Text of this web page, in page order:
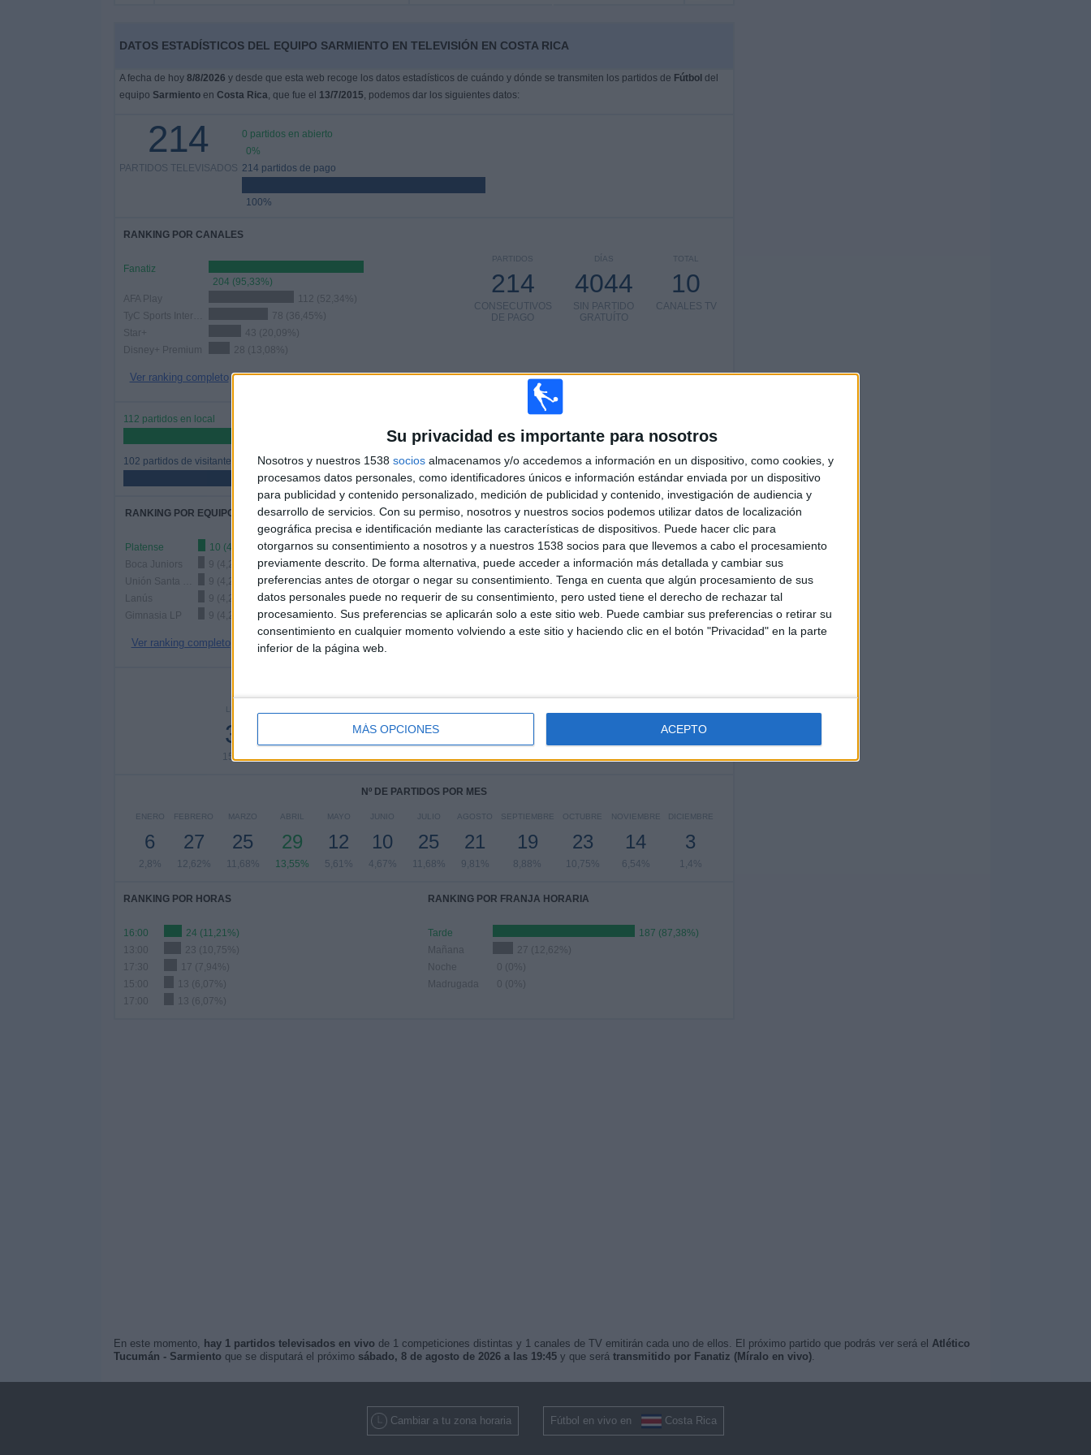
Su privacidad es importante para nosotros
Nosotros y nuestros 1538 socios almacenamos y/o accedemos a información en un dispositivo, como cookies, y
procesamos datos personales, como identificadores únicos e información estándar enviada por un dispositivo
para publicidad y contenido personalizado, medición de publicidad y contenido, investigación de audiencia y
desarrollo de servicios. Con su permiso, nosotros y nuestros socios podemos utilizar datos de localización
geográfica precisa e identificación mediante las características de dispositivos. Puede hacer clic para
otorgarnos su consentimiento a nosotros y a nuestros 1538 socios para que llevemos a cabo el procesamiento
previamente descrito. De forma alternativa, puede acceder a información más detallada y cambiar sus
preferencias antes de otorgar o negar su consentimiento. Tenga en cuenta que algún procesamiento de sus
datos personales puede no requerir de su consentimiento, pero usted tiene el derecho de rechazar tal
procesamiento. Sus preferencias se aplicarán solo a este sitio web. Puede cambiar sus preferencias o retirar su
consentimiento en cualquier momento volviendo a este sitio y haciendo clic en el botón "Privacidad" en la parte
inferior de la página web.
MÁS OPCIONES ACEPTO
DATOS ESTADÍSTICOS DEL EQUIPO SARMIENTO EN TELEVISIÓN EN COSTA RICA
A fecha de hoy 8/8/2026 y desde que esta web recoge los datos estadísticos de cuándo y dónde se transmiten los partidos de Fútbol del
equipo Sarmientoen Costa Rica, que fue el 13/7/2015, podemos dar los siguientes datos:
214
PARTIDOS TELEVISADOS
0 partidos en abierto
0%
214 partidos de pago
100%
RANKING POR CANALES
Fanatiz
204 (95,33%)
AFA Play
112 (52,34%)
78 (36,45%)
Star+
43 (20,09%)
Disney+ Premium
28 (13,08%)
Ver ranking completo
TOTAL
10
CANALES TV
DÍAS
4044
SIN PARTIDO
GRATUÍTO
PARTIDOS
214
CONSECUTIVOS
DE PAGO
112 partidos en local
102 partidos de visitante
47,66%
37
RIVALES
10
VS Platense
3
COMPETICIONES
RANKING POR EQUIPOS
Platense
10 (4,67%)
Boca Juniors
9 (4,21%)
9 (4,21%)
Lanús
9 (4,21%)
Gimnasia LP
9 (4,21%)
Ver ranking completo
RANKING POR COMPETICIONES
Primera División Argentina
154 (71,96%)
Copa de la Liga Argentina
55 (25,7%)
Copa Argentina
5 (2,34%)
Ver ranking completo
34
15,89% 6,54%
10
4,67%
23
10,75% 12,15% 24,3% 25,7%
Nº DE PARTIDOS POR MES
ENERO
6
2,8%
FEBRERO
27
12,62%
MARZO
25
11,68%
ABRIL
29
13,55%
MAYO
12
5,61%
JUNIO
10
4,67%
JULIO
25
11,68%
AGOSTO
21
9,81%
SEPTIEMBRE
19
8,88%
OCTUBRE
23
10,75%
NOVIEMBRE
14
6,54%
DICIEMBRE
3
1,4%
RANKING POR HORAS
16:00
24 (11,21%)
13:00
23 (10,75%)
17:30
17 (7,94%)
15:00
13 (6,07%)
17:00
13 (6,07%)
RANKING POR FRANJA HORARIA
Tarde
187 (87,38%)
Mañana
27 (12,62%)
Noche
0 (0%)
Madrugada
0 (0%)
En este momento, hay 1 partidos televisados en vivo de 1 competiciones distintas y 1 canales de TV emitirán cada uno de ellos. El próximo partido que podrás ver será el Atlético
Tucumán - Sarmiento que se disputará el próximo sábado, 8 de agosto de 2026 a las 19:45y que será transmitido por Fanatiz (Míralo en vivo).
Cambiar a tu zona horaria Fútbol en vivo en Costa Rica